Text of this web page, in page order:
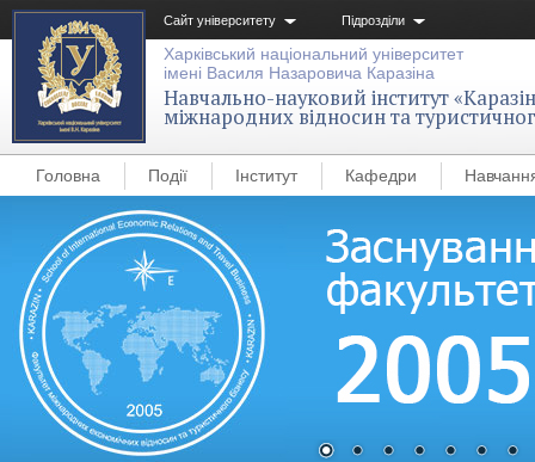
Сайт університету Підрозділи
Харківський національний університет
імені Василя Назаровича Каразіна
Навчально-науковий інститут
міжнародних відносин та
Головна Події Інститут Кафедри